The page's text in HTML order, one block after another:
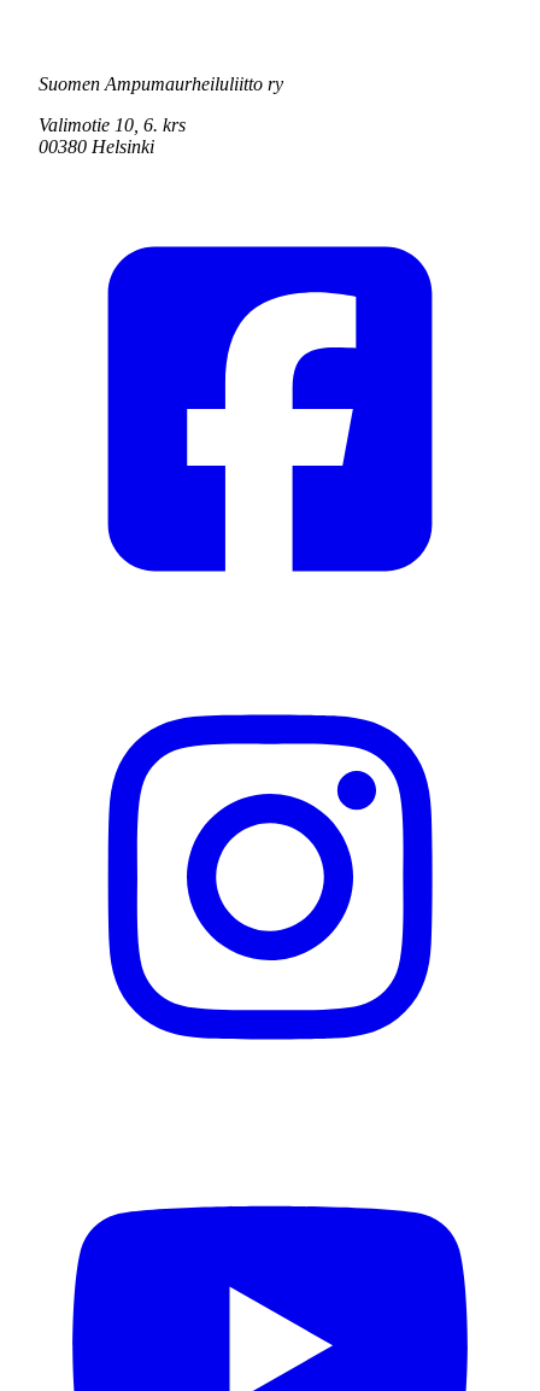
Suomen Ampumaurheiluliitto ry
Valimotie 10, 6. krs
00380 Helsinki